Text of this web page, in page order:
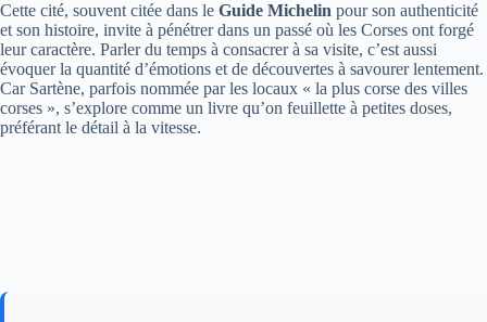
Cette cité, souvent citée dans le Guide Michelin pour son authenticité
et son histoire, invite à pénétrer dans un passé où les Corses ont forgé
leur caractère. Parler du temps à consacrer à sa visite, c’est aussi
évoquer la quantité d’émotions et de découvertes à savourer lentement.
Car Sartène, parfois nommée par les locaux « la plus corse des villes
corses », s’explore comme un livre qu’on feuillette à petites doses,
préférant le détail à la vitesse.